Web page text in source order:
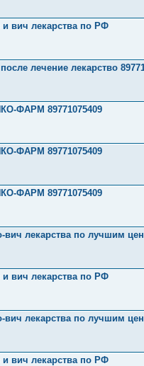
вич лекарства по РФ
лечение лекарство
ФАРМ 89771075409
ФАРМ 89771075409
ФАРМ 89771075409
лекарства по лучшим
вич лекарства по РФ
лекарства по лучшим
вич лекарства по РФ